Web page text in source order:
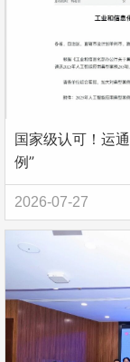
国家级认可！运
例”
2026-07-27